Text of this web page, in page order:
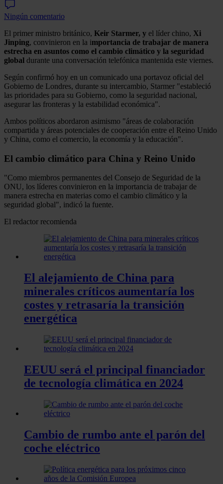
Ningún comentario
El primer ministro británico, Keir Starmer, y el líder chino, Xi
Jinping, convinieron en la importancia de trabajar de manera
estrecha en asuntos como el cambio climático y la seguridad
global durante una conversación telefónica mantenida este viernes.
Según confirmó hoy en un comunicado una portavoz oficial del
Gobierno de Londres, durante su intercambio, Starmer "estableció
las prioridades para su Gobierno, como la seguridad nacional,
asegurar las fronteras y la estabilidad económica".
Ambos políticos abordaron asimismo "áreas de colaboración
compartida y áreas potenciales de cooperación entre el Reino Unido
y China, como el comercio, la economía y la educación".
El cambio climático para China y Reino Unido
"Como miembros permanentes del Consejo de Seguridad de la
ONU, los líderes convinieron en la importancia de trabajar de
manera estrecha en materias como el cambio climático y la
seguridad global", indicó la fuente.
El redactor recomienda
El alejamiento de China para
minerales críticos aumentaría los
costes y retrasaría la transición
energética
EEUU será el principal financiador
de tecnología climática en 2024
Cambio de rumbo ante el parón del
coche eléctrico